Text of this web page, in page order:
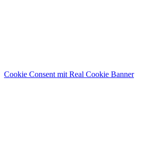
Cookie Consent mit Real Cookie Banner